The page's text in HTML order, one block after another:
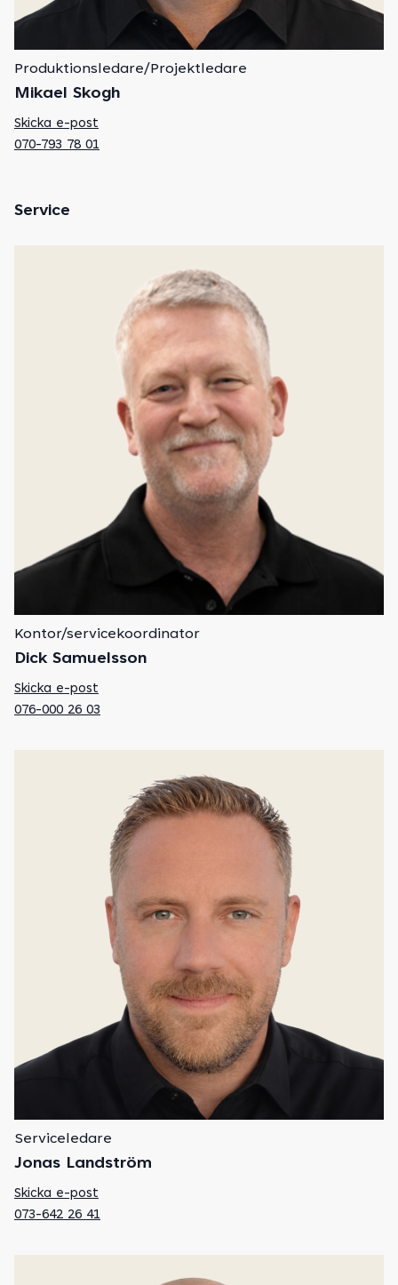
Produktionsledare/Projektledare
Mikael Skogh
Skicka e-post
070-793 78 01
Service
Kontor/servicekoordinator
Dick Samuelsson
Skicka e-post
076-000 26 03
Serviceledare
Jonas Landström
Skicka e-post
073-642 26 41